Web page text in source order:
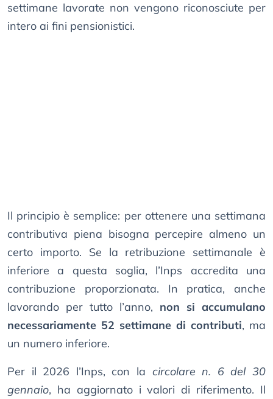
settimane lavorate non vengono riconosciute per
intero ai fini pensionistici.
Il principio è semplice: per ottenere una settimana
contributiva piena bisogna percepire almeno un
certo importo. Se la retribuzione settimanale è
inferiore a questa soglia, l’Inps accredita una
contribuzione proporzionata. In pratica, anche
lavorando per tutto l’anno, non si accumulano
necessariamente 52 settimane di contributi, ma
un numero inferiore.
Per il 2026 l’Inps, con la circolare n. 6 del 30
gennaio, ha aggiornato i valori di riferimento. Il